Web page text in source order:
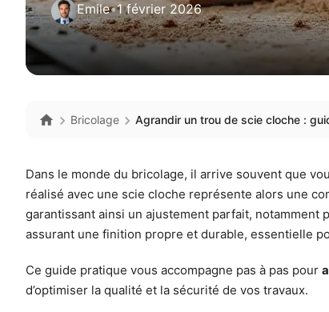
Emile•1 février 2026
Bricolage Agrandir un trou de scie cloche :
Dans le monde du bricolage, il arrive souvent que
réalisé avec une scie cloche représente alors une
garantissant ainsi un ajustement parfait, notamment
assurant une finition propre et durable, essentielle
Ce guide pratique vous accompagne pas à pas pour
d’optimiser la qualité et la sécurité de vos travaux.